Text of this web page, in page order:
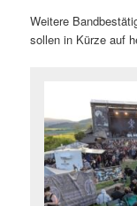
Weitere
sollen in Kürze auf